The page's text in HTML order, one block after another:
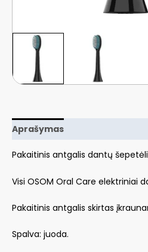
Aprašymas
Pakaitinis antgalis dantų
Visi OSOM Oral Care elektriniai
Pakaitinis antgalis skirtas
Spalva: juoda.